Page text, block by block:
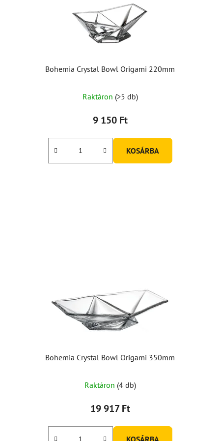
Bohemia Crystal Bowl Origami 220mm
Raktáron (>5 db)
9 150 Ft
KOSÁRBA
Bohemia Crystal Bowl Origami 350mm
termék
átlagos
5-
Raktáron (4 db)
19 917 Ft
KOSÁRBA